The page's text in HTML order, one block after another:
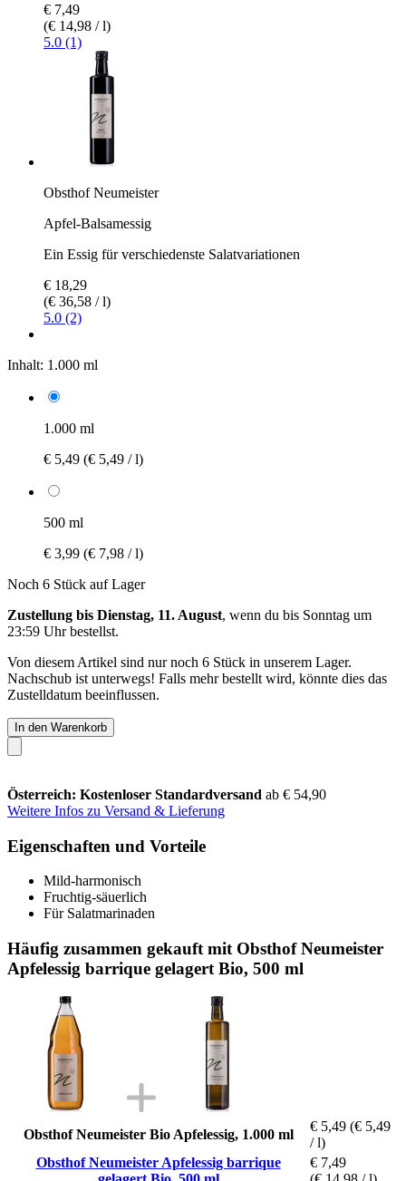
€ 7,49
(€ 14,98 / l)
5.0 (1)
Obsthof Neumeister
Apfel-Balsamessig
Ein Essig für verschiedenste Salatvariationen
€ 18,29
(€ 36,58 / l)
5.0 (2)
Inhalt: 1.000 ml
1.000 ml
€ 5,49 (€ 5,49 / l)
500 ml
€ 3,99 (€ 7,98 / l)
Noch 6 Stück auf Lager
Zustellung bis Dienstag, 11. August, wenn du bis Sonntag um
23:59 Uhrbestellst.
Von diesem Artikel sind nur noch 6 Stück in unserem Lager.
Nachschub ist unterwegs! Falls mehr bestellt wird, könnte dies das
Zustelldatum beeinflussen.
In den Warenkorb
Österreich: Kostenloser Standardversand ab € 54,90
Weitere Infos zu Versand & Lieferung
Eigenschaften und Vorteile
Mild-harmonisch
Fruchtig-säuerlich
Für Salatmarinaden
Häufig zusammen gekauft mit Obsthof Neumeister
Apfelessig barrique gelagert Bio, 500 ml
Obsthof Neumeister Bio Apfelessig, 1.000 ml
€ 5,49 (€ 5,49
/ l)
Obsthof Neumeister Apfelessig barrique
€ 7,49